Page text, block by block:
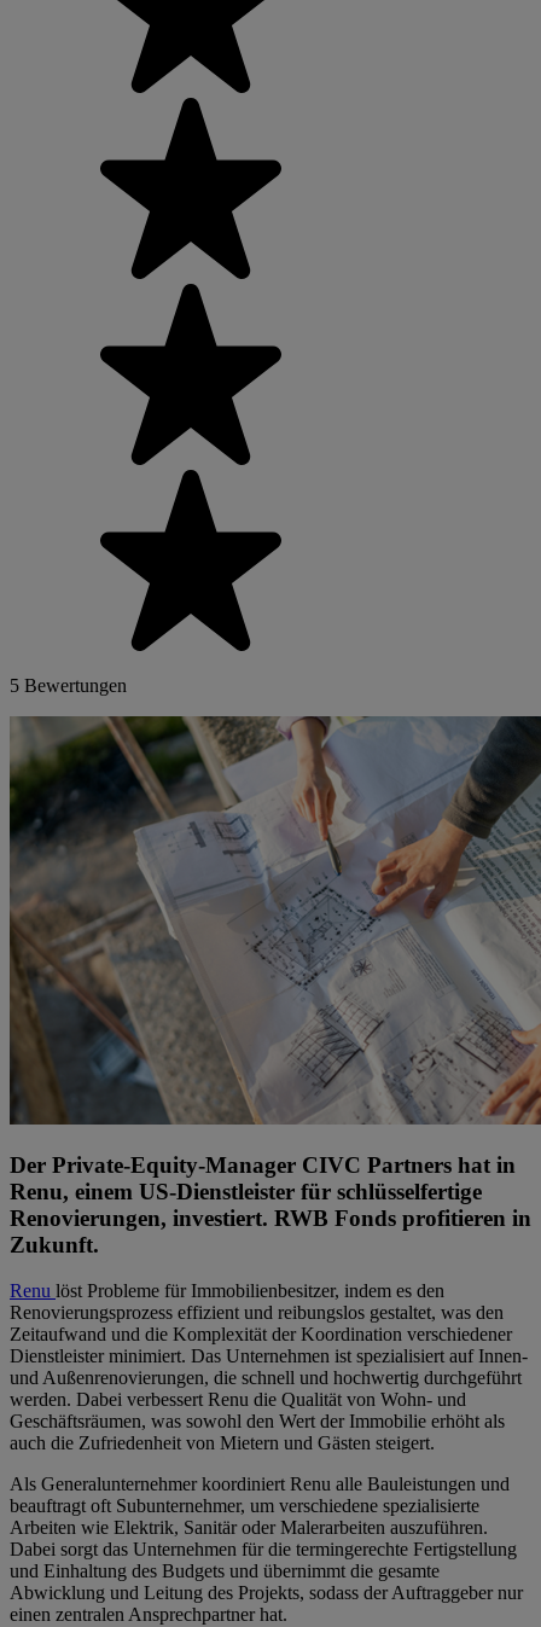
5 Bewertungen
Der Private-Equity-Manager CIVC Partners hat in
Renu, einem US-Dienstleister für schlüsselfertige
Renovierungen, investiert. RWB Fonds profitieren in
Zukunft.
Renu löst Probleme für Immobilienbesitzer, indem es den
Renovierungsprozess effizient und reibungslos gestaltet, was den
Zeitaufwand und die Komplexität der Koordination verschiedener
Dienstleister minimiert. Das Unternehmen ist spezialisiert auf Innen-
und Außenrenovierungen, die schnell und hochwertig durchgeführt
werden. Dabei verbessert Renu die Qualität von Wohn- und
Geschäftsräumen, was sowohl den Wert der Immobilie erhöht als
auch die Zufriedenheit von Mietern und Gästen steigert.
Als Generalunternehmer koordiniert Renu alle Bauleistungen und
beauftragt oft Subunternehmer, um verschiedene spezialisierte
Arbeiten wie Elektrik, Sanitär oder Malerarbeiten auszuführen.
Dabei sorgt das Unternehmen für die termingerechte Fertigstellung
und Einhaltung des Budgets und übernimmt die gesamte
Abwicklung und Leitung des Projekts, sodass der Auftraggeber nur
einen zentralen Ansprechpartner hat.